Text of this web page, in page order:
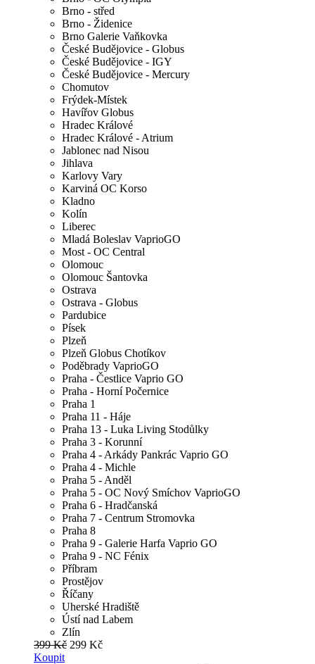
Brno - střed
Brno - Židenice
Brno Galerie Vaňkovka
České Budějovice - Globus
České Budějovice - IGY
České Budějovice - Mercury
Chomutov
Frýdek-Místek
Havířov Globus
Hradec Králové
Hradec Králové - Atrium
Jablonec nad Nisou
Jihlava
Karlovy Vary
Karviná OC Korso
Kladno
Kolín
Liberec
Mladá Boleslav VaprioGO
Most - OC Central
Olomouc
Olomouc Šantovka
Ostrava
Ostrava - Globus
Pardubice
Písek
Plzeň
Plzeň Globus Chotíkov
Poděbrady VaprioGO
Praha - Čestlice Vaprio GO
Praha - Horní Počernice
Praha 1
Praha 11 - Háje
Praha 13 - Luka Living Stodůlky
Praha 3 - Korunní
Praha 4 - Arkády Pankrác Vaprio GO
Praha 4 - Michle
Praha 5 - Anděl
Praha 5 - OC Nový Smíchov VaprioGO
Praha 6 - Hradčanská
Praha 7 - Centrum Stromovka
Praha 8
Praha 9 - Galerie Harfa Vaprio GO
Praha 9 - NC Fénix
Příbram
Prostějov
Říčany
Uherské Hradiště
Ústí nad Labem
Zlín
399 Kč 299 Kč
Koupit